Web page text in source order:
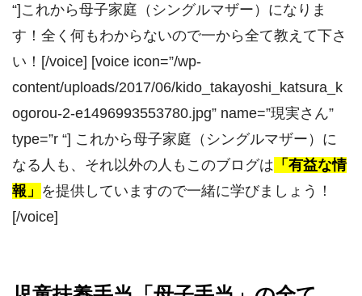
“]これから母子家庭（シングルマザー）になりま
す！全く何もわからないので一から全て教えて下さ
い！[/voice] [voice icon=”/wp-
content/uploads/2017/06/kido_takayoshi_katsura_k
ogorou-2-e1496993553780.jpg” name=”現実さん”
type=”r “] これから母子家庭（シングルマザー）に
なる人も、それ以外の人もこのブログは 「有益な情
報」 を提供していますので一緒に学びましょう！
[/voice]